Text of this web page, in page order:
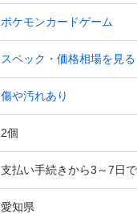
ポケモンカードゲーム
スペック・価格相場を見る
傷や汚れあり
2個
支払い手続きから3～7日
愛知県